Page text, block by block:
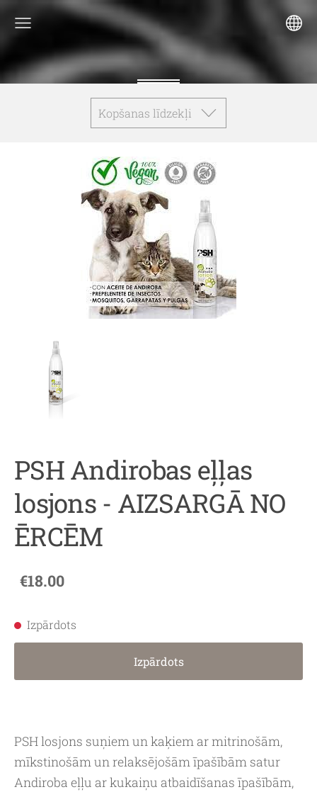
Kopšanas līdzekļi
PSH Andirobas eļļas
losjons - AIZSARGĀ NO
ĒRCĒM
€18.00
Izpārdots
Izpārdots
PSH losjons suņiem un kaķiem ar mitrinošām,
mīkstinošām un relaksējošām īpašībām satur
Andiroba eļļu ar kukaiņu atbaidīšanas īpašībām,